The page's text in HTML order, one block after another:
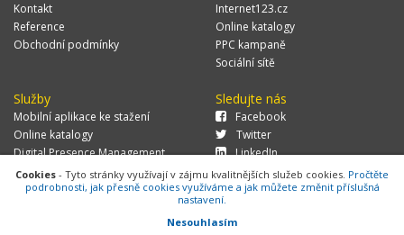
Kontakt
Reference
Obchodní podmínky
Internet123.cz
Online katalogy
PPC kampaně
Sociální sítě
Služby
Mobilní aplikace ke stažení
Online katalogy
Digital Presence Management
Více zákazníků
Sledujte nás
Facebook
Twitter
LinkedIn
© 2026 MEDIATEL CZ, s.r.o.,Za Potokem 46/4, 106 00 Praha 10, tel.:
Cookies - Tyto stránky využívají v zájmu kvalitnějších služeb cookies. Pročtěte
podrobnosti, jak přesně cookies využíváme a jak můžete změnit příslušná
nastavení.
Nesouhlasím